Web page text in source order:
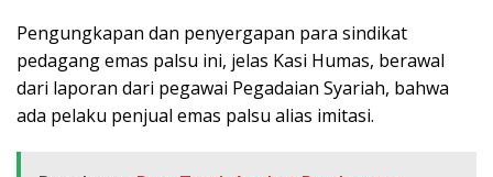
Pengungkapan dan penyergapan para sindikat
pedagang emas palsu ini, jelas Kasi Humas, berawal
dari laporan dari pegawai Pegadaian Syariah, bahwa
ada pelaku penjual emas palsu alias imitasi.